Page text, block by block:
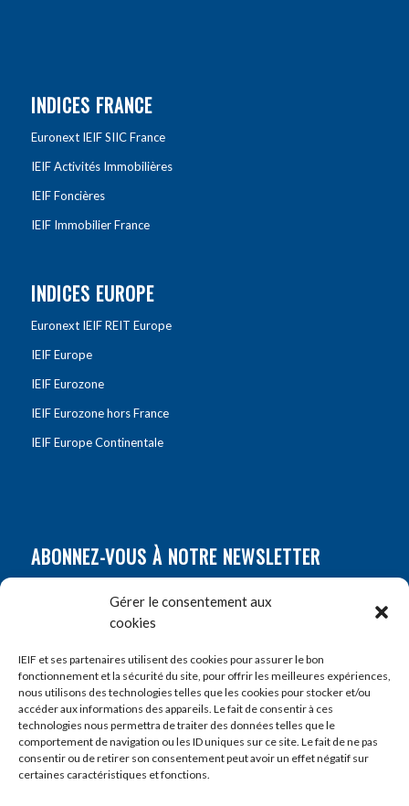
Gérer le consentement aux
cookies
IEIF et ses partenaires utilisent des cookies pour assurer le bon
fonctionnement et la sécurité du site, pour offrir les meilleures expériences,
nous utilisons des technologies telles que les cookies pour stocker et/ou
accéder aux informations des appareils. Le fait de consentir à ces
technologies nous permettra de traiter des données telles que le
comportement de navigation ou les ID uniques sur ce site. Le fait de ne pas
consentir ou de retirer son consentement peut avoir un effet négatif sur
certaines caractéristiques et fonctions.
INDICES FRANCE
Euronext IEIF SIIC France
IEIF Activités Immobilières
IEIF Foncières
IEIF Immobilier France
INDICES EUROPE
Euronext IEIF REIT Europe
IEIF Europe
IEIF Eurozone
IEIF Eurozone hors France
IEIF Europe Continentale
ABONNEZ-VOUS À NOTRE NEWSLETTER
Prénom*
E-mail*